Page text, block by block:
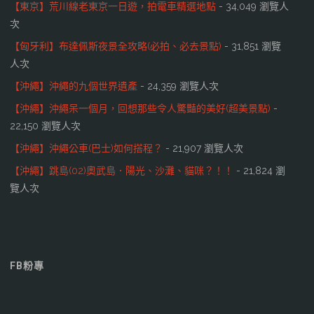
【東京】荒川線老東京一日遊，拍電車精選地點 - 34,049 瀏覽人
次
【匈牙利】布達佩斯夜景全攻略(必拍、必去景點) - 31,851 瀏覽
人次
【沖繩】沖繩的九個世界遺產 - 24,359 瀏覽人次
【沖繩】沖繩呆一個月，回想那些令人驚豔的美好(超美景點) -
22,150 瀏覽人次
【沖繩】沖繩公車(巴士)如何搭程？ - 21,907 瀏覽人次
【沖繩】跳島(02)奧武島．陽光、沙灘、貓咪？！！
- 21,824 瀏
覽人次
FB粉專